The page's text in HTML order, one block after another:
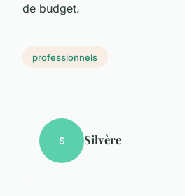
de budget.
professionnels
S Silvère